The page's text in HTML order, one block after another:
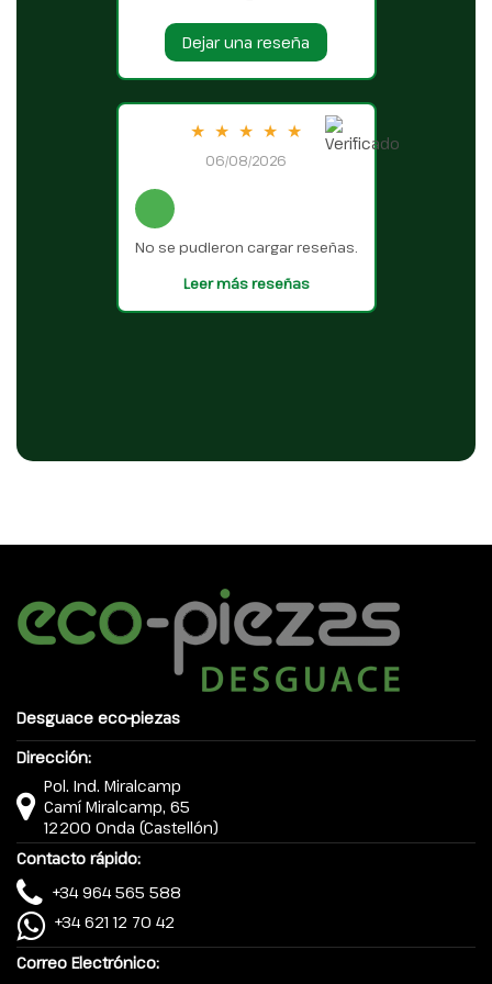
Dejar una reseña
★ ★ ★ ★ ★
06/08/2026
No se pudieron cargar reseñas.
Leer más reseñas
Desguace eco-piezas
Dirección:
Pol. Ind. Miralcamp
Camí Miralcamp, 65
12200 Onda (Castellón)
Contacto rápido:
+34 964 565 588
+34 621 12 70 42
Correo Electrónico: